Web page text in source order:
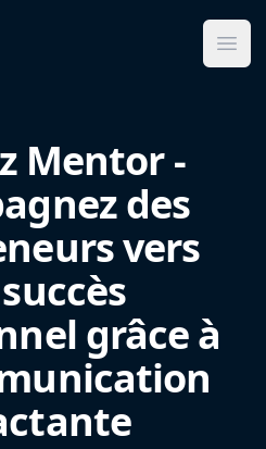
Mentor -
des
vers
grâce à